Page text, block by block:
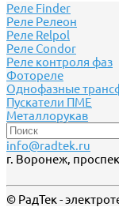
Реле Finder
Реле Релеон
Реле Relpol
Реле Сondor
Реле контроля фаз
Фотореле
Однофазные
Пускатели ПМЕ
Металлорукав
info@radtek.ru
г. Воронеж,
© РадТек -